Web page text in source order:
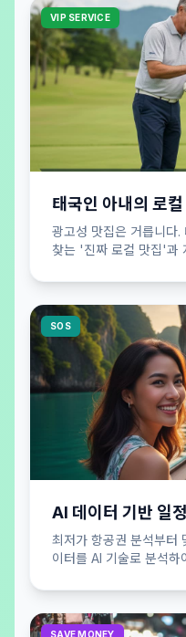
VIP SERVICE
태국인 아내의 로
광고성 맛집은 거릅니다
찾는 '진짜 로컬 맛집'과
SOS
AI 데이터 기반 일
최저가 항공권 분석부터
이터를 AI 기술로 분석
SAVE MONEY